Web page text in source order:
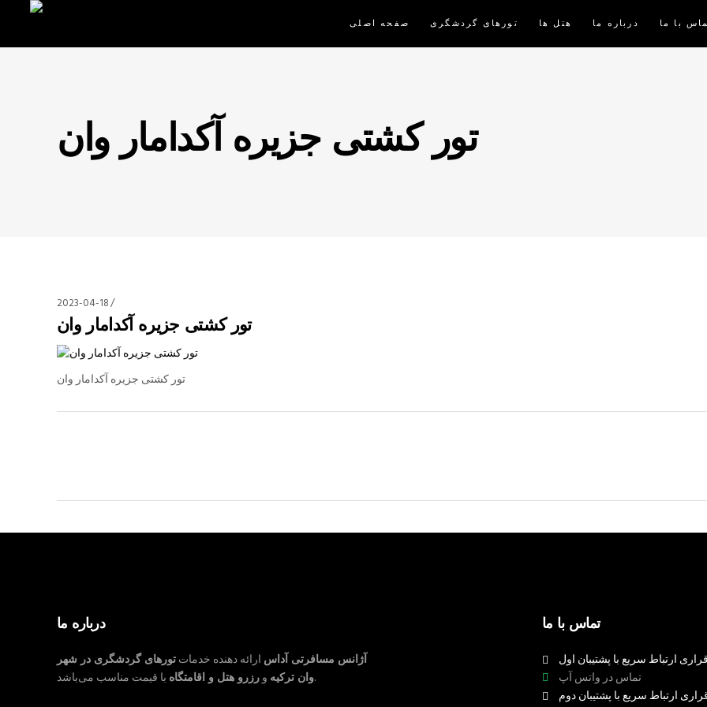
صفحه اصلی تورهای گردشگری هتل ها درباره ما با ما
تور کشتی جزیره آکدامار وان
2023-04-18
تور کشتی جزیره آکدامار وان
تور کشتی جزیره آکدامار وان
درباره ما
آژانس مسافرتی آداس ارائه دهنده خدماتتورهای گردشگری در شهر
وان ترکیه ورزرو هتل و اقامتگاه با قیمت مناسب می‌باشد.
تماس با ما
ارتباط سریع با پشتیبان اول
تماس در واتس آپ
ارتباط سریع با پشتیبان دوم